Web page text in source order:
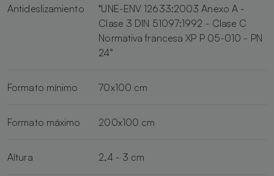
Antideslizamiento
"UNE-ENV 12633:2003 Anexo A -
Clase 3 DIN 51097:1992 - Clase C
Normativa francesa XP P 05-010 - PN
24"
Formato mínimo 70x100 cm
Formato máximo 200x100 cm
Altura 2,4 - 3 cm